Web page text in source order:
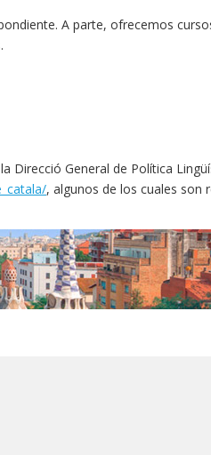
A parte, ofrecemos
Direcció General de Política
, algunos de los cuales son